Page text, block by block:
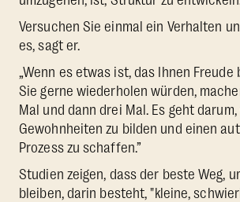
Versuchen Sie einmal ein Verhalten
es, sagt er.
„Wenn es etwas ist, das Ihnen
Sie gerne wiederholen würden,
Mal und dann drei Mal. Es geht darum,
Gewohnheiten zu bilden und einen
Prozess zu schaffen.”
Studien zeigen, dass der beste Weg,
bleiben, darin besteht, "kleine,